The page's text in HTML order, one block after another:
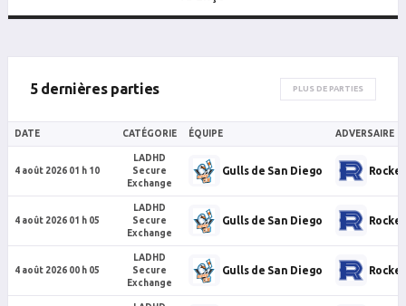
5 dernières parties PLUS DE PARTIES
DATE CATÉGORIE ÉQUIPE ADVERSAIRE
4 août 2026 01 h 10
LADHD
Secure
Exchange
Gulls de San Diego
4 août 2026 01 h 05
LADHD
Secure
Exchange
Gulls de San Diego
4 août 2026 00 h 05
LADHD
Secure
Exchange
Gulls de San Diego